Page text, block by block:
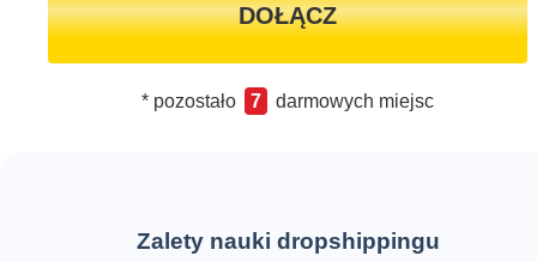
DOŁĄCZ
* pozostało 7 darmowych miejsc
Zalety nauki dropshippingu